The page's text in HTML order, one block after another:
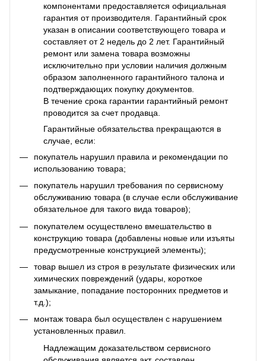
компонентами предоставляется официальная
гарантия от производителя. Гарантийный срок
указан в описании соответствующего товара и
составляет от 2 недель до 2 лет. Гарантийный
ремонт или замена товара возможны
исключительно при условии наличия должным
образом заполненного гарантийного талона и
подтверждающих покупку документов.
В течение срока гарантии гарантийный ремонт
проводится за счет продавца.
Гарантийные обязательства прекращаются в
случае, если:
покупатель нарушил правила и рекомендации по
использованию товара;
покупатель нарушил требования по сервисному
обслуживанию товара (в случае если обслуживание
обязательное для такого вида товаров);
покупателем осуществлено вмешательство в
конструкцию товара (добавлены новые или изъяты
предусмотренные конструкцией элементы);
товар вышел из строя в результате физических или
химических повреждений (удары, короткое
замыкание, попадание посторонних предметов и
т.д.);
монтаж товара был осуществлен с нарушением
установленных правил.
Надлежащим доказательством сервисного